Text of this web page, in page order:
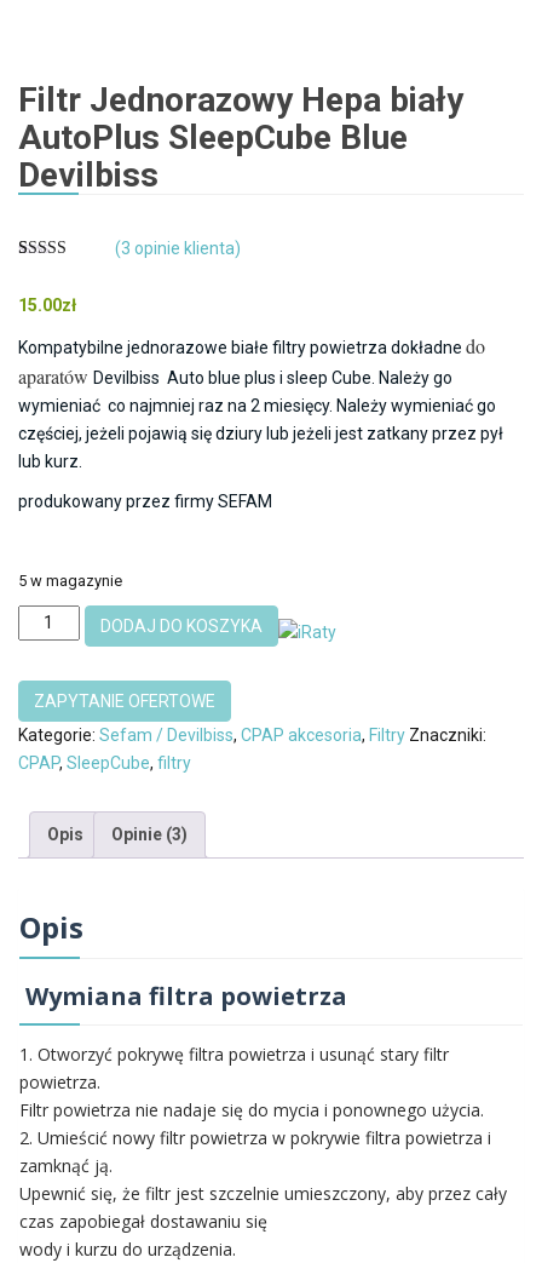
Filtr Jednorazowy Hepa biały
AutoPlus SleepCube Blue
Devilbiss
na
ocen
klientów
(3 opinie klienta)
15.00zł
Kompatybilne jednorazowe białe filtry powietrza dokładne do
aparatów Devilbiss Auto blue plus i sleep Cube. Należy go
wymieniać co najmniej raz na 2 miesięcy. Należy wymieniać go
częściej, jeżeli pojawią się dziury lub jeżeli jest zatkany przez pył
lub kurz.
produkowany przez firmy SEFAM
5 w magazynie
ilość
Filtr
Hepa
biały
AutoPlus
Blue
Devilbiss
DODAJ DO KOSZYKA
Kategorie: Sefam / Devilbiss, CPAP akcesoria, Filtry Znaczniki:
CPAP, SleepCube, filtry
Opis Opinie (3)
Opis
Wymiana filtra powietrza
1. Otworzyć pokrywę filtra powietrza i usunąć stary filtr
powietrza.
Filtr powietrza nie nadaje się do mycia i ponownego użycia.
2. Umieścić nowy filtr powietrza w pokrywie filtra powietrza i
zamknąć ją.
Upewnić się, że filtr jest szczelnie umieszczony, aby przez cały
czas zapobiegał dostawaniu się
wody i kurzu do urządzenia.